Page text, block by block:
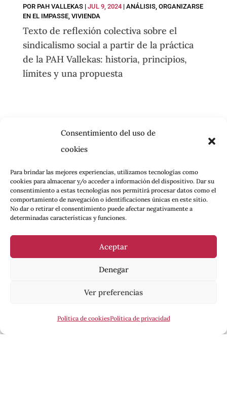
Consentimiento del uso de
cookies
Para brindar las mejores experiencias, utilizamos tecnologías como
cookies para almacenar y/o acceder a información del dispositivo. Dar su
consentimiento a estas tecnologías nos permitirá procesar datos como el
comportamiento de navegación o identificaciones únicas en este sitio.
No dar o retirar el consentimiento puede afectar negativamente a
determinadas características y funciones.
Aceptar
Denegar
Ver preferencias
Política de cookiesPolítica de privacidad
POR PAH VALLEKAS| JUL 9, 2024| ANÁLISIS, ORGANIZARSE
EN EL IMPASSE, VIVIENDA
Texto de reflexión colectiva sobre el
sindicalismo social a partir de la práctica
de la PAH Vallekas: historia, principios,
límites y una propuesta